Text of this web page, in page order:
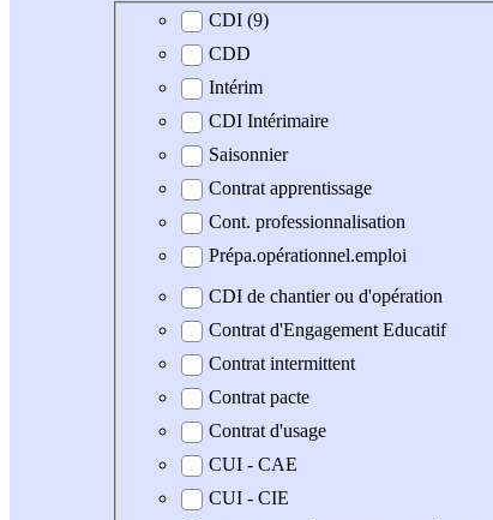
Type de contrat
CDI (9)
CDD
Intérim
CDI Intérimaire
Saisonnier
Contrat apprentissage
Cont. professionnalisation
Prépa.opérationnel.emploi
CDI de chantier ou d'opération
Contrat d'Engagement Educatif
Contrat intermittent
Contrat pacte
Contrat d'usage
CUI - CAE
CUI - CIE